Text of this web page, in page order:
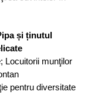
și ținutul
Locuitorii munţilor
pentru diversitate